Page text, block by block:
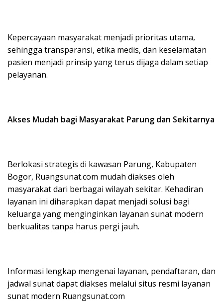
Kepercayaan masyarakat menjadi prioritas utama,
sehingga transparansi, etika medis, dan keselamatan
pasien menjadi prinsip yang terus dijaga dalam setiap
pelayanan.
Akses Mudah bagi Masyarakat Parung dan Sekitarnya
Berlokasi strategis di kawasan Parung, Kabupaten
Bogor, Ruangsunat.com mudah diakses oleh
masyarakat dari berbagai wilayah sekitar. Kehadiran
layanan ini diharapkan dapat menjadi solusi bagi
keluarga yang menginginkan layanan sunat modern
berkualitas tanpa harus pergi jauh.
Informasi lengkap mengenai layanan, pendaftaran, dan
jadwal sunat dapat diakses melalui situs resmi layanan
sunat modern Ruangsunat.com